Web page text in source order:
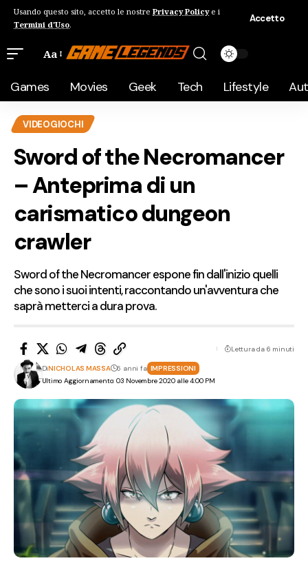
Usando questo sito, accetto le nostre Privacy Policye i
Termini d'Uso.
Accetto
Aa
Games Movies Geek Tech Lifestyle
VIDEOGIOCHI
Sword of the Necromancer
– Anteprima di un
carismatico dungeon
crawler
Sword of the Necromancer espone fin dall'inizio quelli
che sono i suoi intenti, raccontando un'avventura che
saprà metterci a dura prova.
Ultimo Aggiornamento: 03 Novembre 2020 alle 4:00 PM
DiNICHOLAS MASSA 6 anni fa IMPRESSIONI
Lettura da 6 minuti